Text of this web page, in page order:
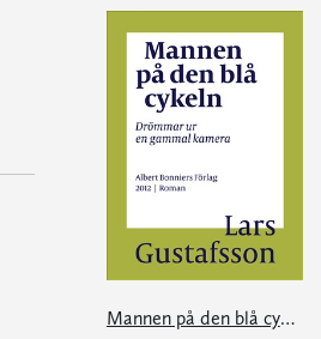
Mannen på den blå cykeln